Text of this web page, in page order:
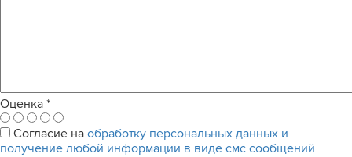
Оценка *
Согласие на обработку персональных данных и
получение любой информации в виде смс сообщений